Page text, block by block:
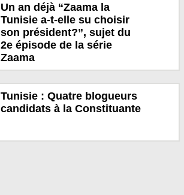
Un an déjà “Zaama la
Tunisie a-t-elle su choisir
son président?”, sujet du
2e épisode de la série
Zaama
Tunisie : Quatre blogueurs
candidats à la Constituante